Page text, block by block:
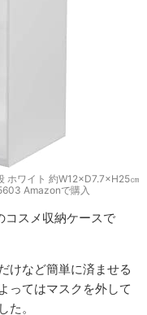
ホワイト 約W12×D7.7×H25㎝
Amazonで購入
コスメ収納ケースで
けなど簡単に済ませる
ってはマスクを外して
た。